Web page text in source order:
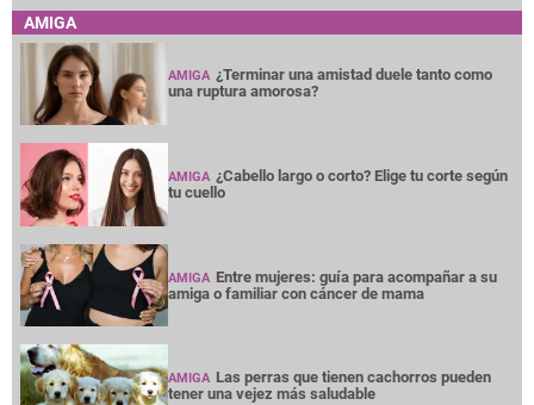
AMIGA
AMIGA ¿Terminar una amistad duele tanto como
una ruptura amorosa?
AMIGA ¿Cabello largo o corto? Elige tu corte según
tu cuello
AMIGA Entre mujeres: guía para acompañar a su
amiga o familiar con cáncer de mama
AMIGA Las perras que tienen cachorros pueden
tener una vejez más saludable